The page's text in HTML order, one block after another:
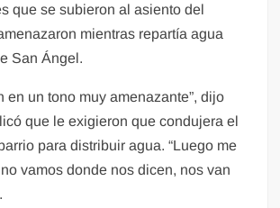
que se subieron al asiento del
mientras repartía agua
San Ángel.
en un tono muy amenazante”, dijo
que le exigieron que condujera el
para distribuir agua. “Luego me
vamos donde nos dicen, nos van